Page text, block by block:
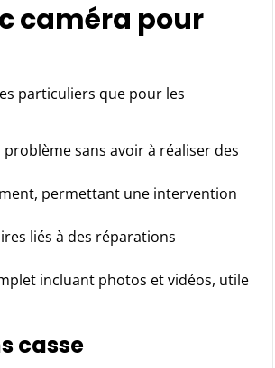
caméra pour
particuliers que pour les
sans avoir à réaliser des
permettant une intervention
liés à des réparations
incluant photos et vidéos, utile
casse